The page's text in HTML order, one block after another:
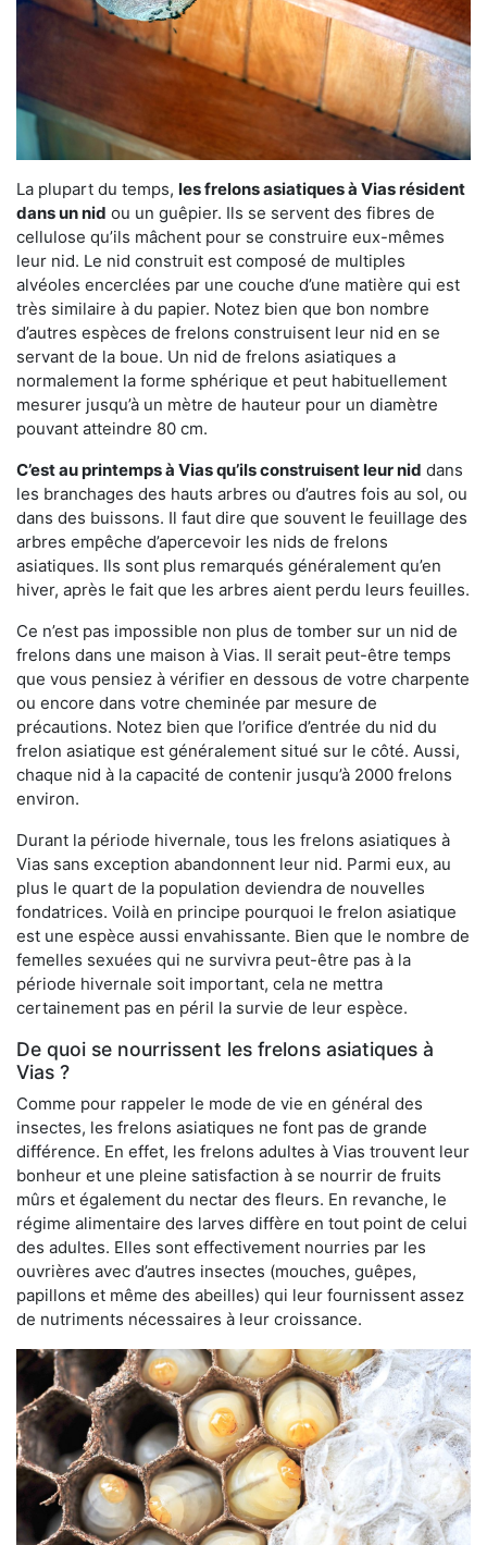
La plupart du temps, les frelons asiatiques à Vias résident
dans un nid ou un guêpier. Ils se servent des fibres de
cellulose qu’ils mâchent pour se construire eux-mêmes
leur nid. Le nid construit est composé de multiples
alvéoles encerclées par une couche d’une matière qui est
très similaire à du papier. Notez bien que bon nombre
d’autres espèces de frelons construisent leur nid en se
servant de la boue. Un nid de frelons asiatiques a
normalement la forme sphérique et peut habituellement
mesurer jusqu’à un mètre de hauteur pour un diamètre
pouvant atteindre 80 cm.
C’est au printemps à Vias qu’ils construisent leur nid dans
les branchages des hauts arbres ou d’autres fois au sol, ou
dans des buissons. Il faut dire que souvent le feuillage des
arbres empêche d’apercevoir les nids de frelons
asiatiques. Ils sont plus remarqués généralement qu’en
hiver, après le fait que les arbres aient perdu leurs feuilles.
Ce n’est pas impossible non plus de tomber sur un nid de
frelons dans une maison à Vias. Il serait peut-être temps
que vous pensiez à vérifier en dessous de votre charpente
ou encore dans votre cheminée par mesure de
précautions. Notez bien que l’orifice d’entrée du nid du
frelon asiatique est généralement situé sur le côté. Aussi,
chaque nid à la capacité de contenir jusqu’à 2000 frelons
environ.
Durant la période hivernale, tous les frelons asiatiques à
Vias sans exception abandonnent leur nid. Parmi eux, au
plus le quart de la population deviendra de nouvelles
fondatrices. Voilà en principe pourquoi le frelon asiatique
est une espèce aussi envahissante. Bien que le nombre de
femelles sexuées qui ne survivra peut-être pas à la
période hivernale soit important, cela ne mettra
certainement pas en péril la survie de leur espèce.
De quoi se nourrissent les frelons asiatiques à
Vias ?
Comme pour rappeler le mode de vie en général des
insectes, les frelons asiatiques ne font pas de grande
différence. En effet, les frelons adultes à Vias trouvent leur
bonheur et une pleine satisfaction à se nourrir de fruits
mûrs et également du nectar des fleurs. En revanche, le
régime alimentaire des larves diffère en tout point de celui
des adultes. Elles sont effectivement nourries par les
ouvrières avec d’autres insectes (mouches, guêpes,
papillons et même des abeilles) qui leur fournissent assez
de nutriments nécessaires à leur croissance.